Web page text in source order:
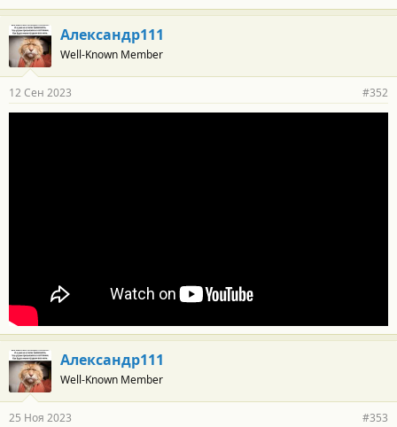
Александр111
Well-Known Member
12 Сен 2023 #352
Александр111
Well-Known Member
25 Ноя 2023 #353